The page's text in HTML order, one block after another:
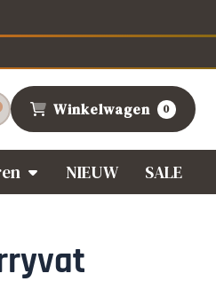
Winkelwagen 0
NIEUW SALE